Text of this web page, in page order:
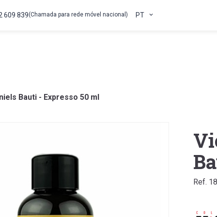
609 839(Chamada para rede móvel nacional) PT
Bauti - Expresso 50 ml
Ref.